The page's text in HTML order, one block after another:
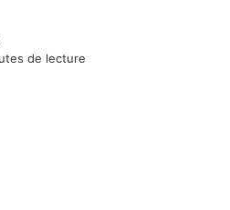
de lecture